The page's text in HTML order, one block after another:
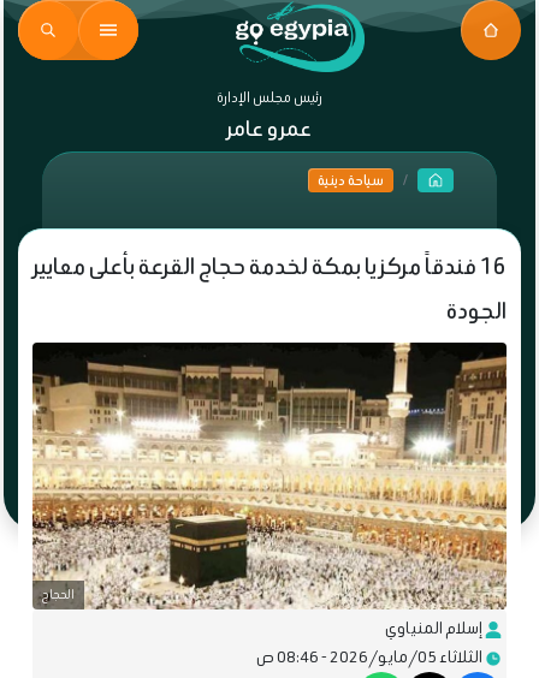
رئيس مجلس الإدارة
عمرو عامر
سياحة دينية
16 فندقاً مركزيا بمكة لخدمة حجاج القرعة بأعلى معايير
الجودة
الحجاج
إسلام المنياوي
الثلاثاء 05/مايو/2026 - 08:46 ص